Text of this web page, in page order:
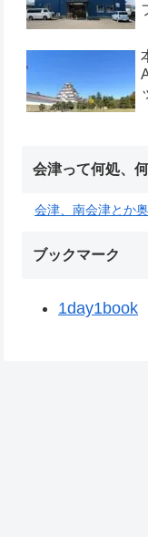
会津って何処、
会津、南会津とか
ブックマーク
1day1book